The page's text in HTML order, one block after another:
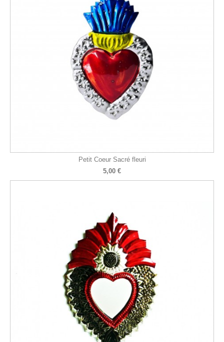
Petit Coeur Sacré fleuri
5,00 €